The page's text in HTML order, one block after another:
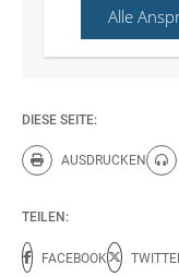
Alle
DIESE SEITE:
AUSDRUCKEN
Diese Seite
TEILEN:
FACEBOOK